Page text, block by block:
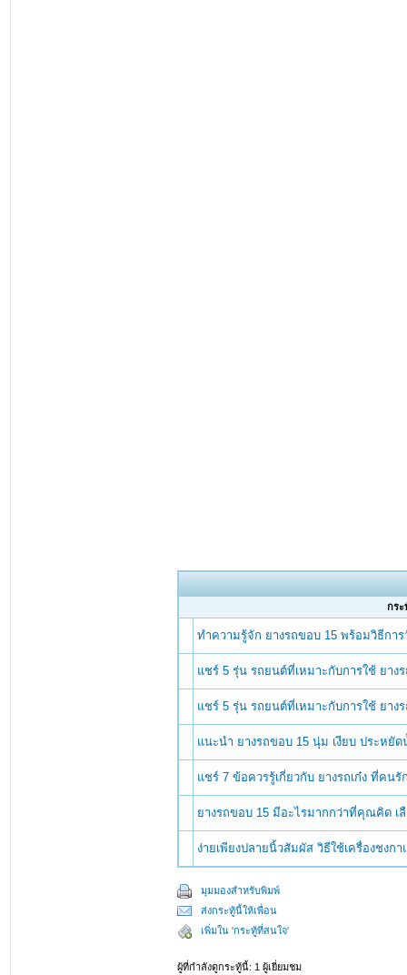
กระ
ทำความรู้จัก ยางรถขอบ 15 พร้อมวิธีการ
แชร์ 5 รุ่น รถยนต์ที่เหมาะกับการใช้ ยาง
แชร์ 5 รุ่น รถยนต์ที่เหมาะกับการใช้ ยาง
แนะนำ ยางรถขอบ 15 นุ่ม เงียบ ประหยั
แชร์ 7 ข้อควรรู้เกี่ยวกับ ยางรถเก๋ง ที่คน
ยางรถขอบ 15 มีอะไรมากกว่าที่คุณคิด เ
ง่ายเพียงปลายนิ้วสัมผัส วิธีใช้เครื่องชงก
มุมมองสำหรับพิมพ์
ส่งกระทู้นี้ให้เพื่อน
เพิ่มใน 'กระทู้ที่สนใจ'
ผู้ที่กำลังดูกระทู้นี้: 1 ผู้เยี่ยมชม